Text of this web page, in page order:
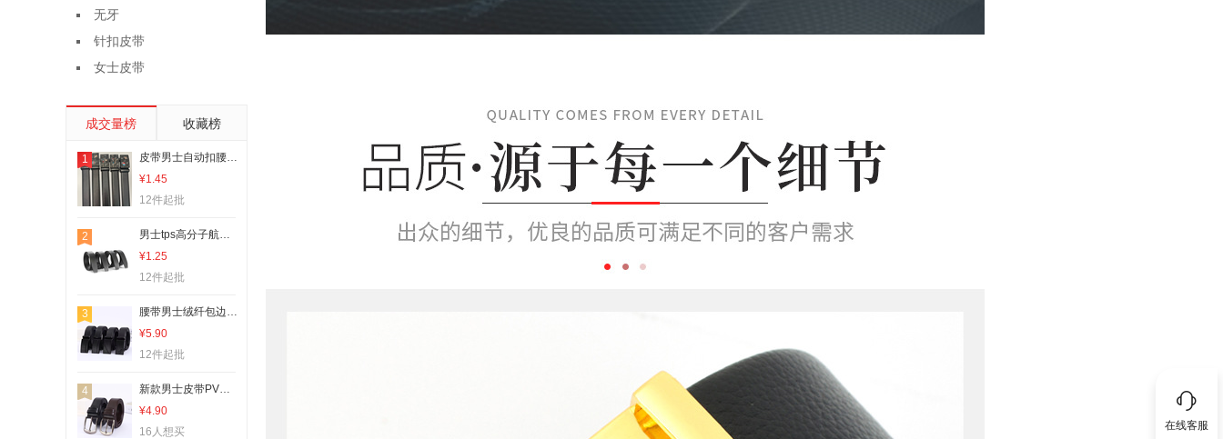
无牙
针扣皮带
女士皮带
成交量榜 收藏榜
1
皮带男士自动扣腰带休闲商务商场超市热卖裤腰带内销外贸厂家直销
¥1.45
12件起批
2
男士tps高分子航空腰带 比牛皮还牛的皮带条自动打孔无牙各种花纹
¥1.25
12件起批
3
腰带男士绒纤包边自动铁皮扣配套皮带休闲时尚商务裤腰带厂家直销
¥5.90
12件起批
4
新款男士皮带PVC包边针扣裤腰带 男士腰带仿牛皮休闲百搭中性腰带
¥4.90
16人想买
在线客服